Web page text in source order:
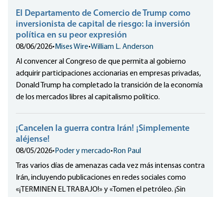
El Departamento de Comercio de Trump como
inversionista de capital de riesgo: la inversión
política en su peor expresión
08/06/2026• Mises Wire•William L. Anderson
Al convencer al Congreso de que permita al gobierno
adquirir participaciones accionarias en empresas privadas,
Donald Trump ha completado la transición de la economía
de los mercados libres al capitalismo político.
¡Cancelen la guerra contra Irán! ¡Simplemente
aléjense!
08/05/2026• Poder y mercado• Ron Paul
Tras varios días de amenazas cada vez más intensas contra
Irán, incluyendo publicaciones en redes sociales como
«¡TERMINEN EL TRABAJO!» y «Tomen el petróleo. ¡Sin